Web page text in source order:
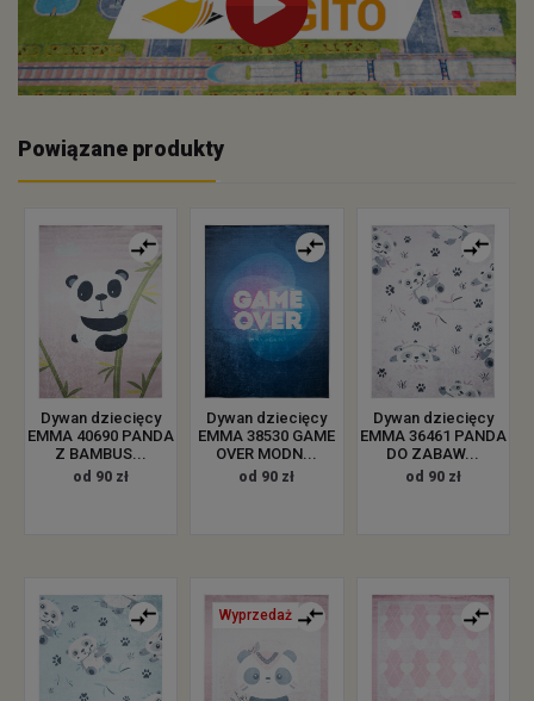
Powiązane produkty
Dywan dziecięcy
EMMA 40690 PANDA
Z BAMBUS...
od 90 zł
Dywan dziecięcy
EMMA 38530 GAME
OVER MODN...
od 90 zł
Dywan dziecięcy
EMMA 36461 PANDA
DO ZABAW...
od 90 zł
Wyprzedaż